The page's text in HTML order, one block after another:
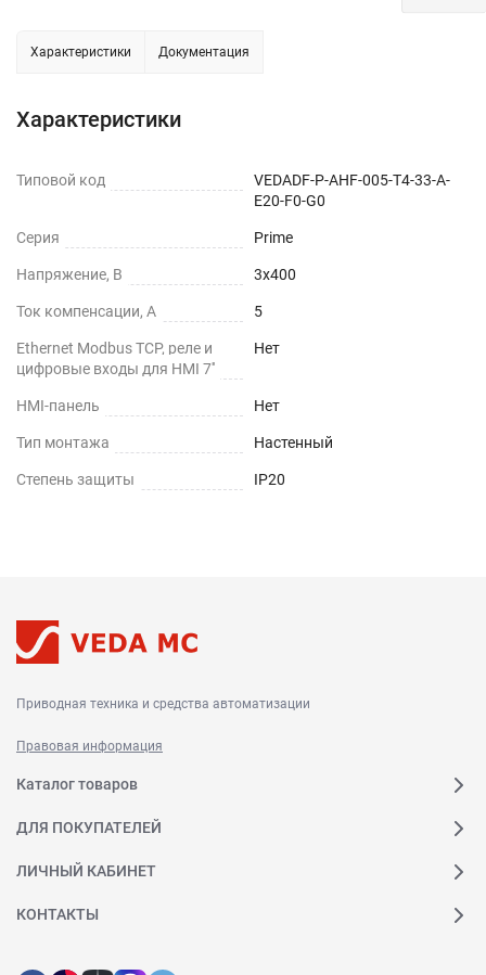
Характеристики Документация
Характеристики
Типовой код
VEDADF-P-AHF-005-T4-33-A-
E20-F0-G0
Серия Prime
Напряжение, В 3х400
Ток компенсации, А 5
Ethernet Modbus TCP, реле и
цифровые входы для HMI 7''
Нет
HMI-панель Нет
Тип монтажа Настенный
Степень защиты IP20
Приводная техника и средства автоматизации
Правовая информация
Каталог товаров
ДЛЯ ПОКУПАТЕЛЕЙ
ЛИЧНЫЙ КАБИНЕТ
КОНТАКТЫ